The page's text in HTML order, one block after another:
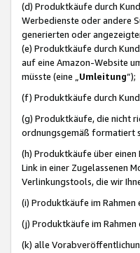
(d) Produktkäufe durch
Werbedienste oder andere
generierten oder
(e) Produktkäufe durch
auf eine Amazon-Website
müsste (eine „ Umleitung“);
(f) Produktkäufe durch
(g) Produktkäufe, die nicht
ordnungsgemäß formatiert
(h) Produktkäufe über einen
Link in einer Zugelassenen
Verlinkungstools, die wir
(i) Produktkäufe im
(j) Produktkäufe im
(k) alle